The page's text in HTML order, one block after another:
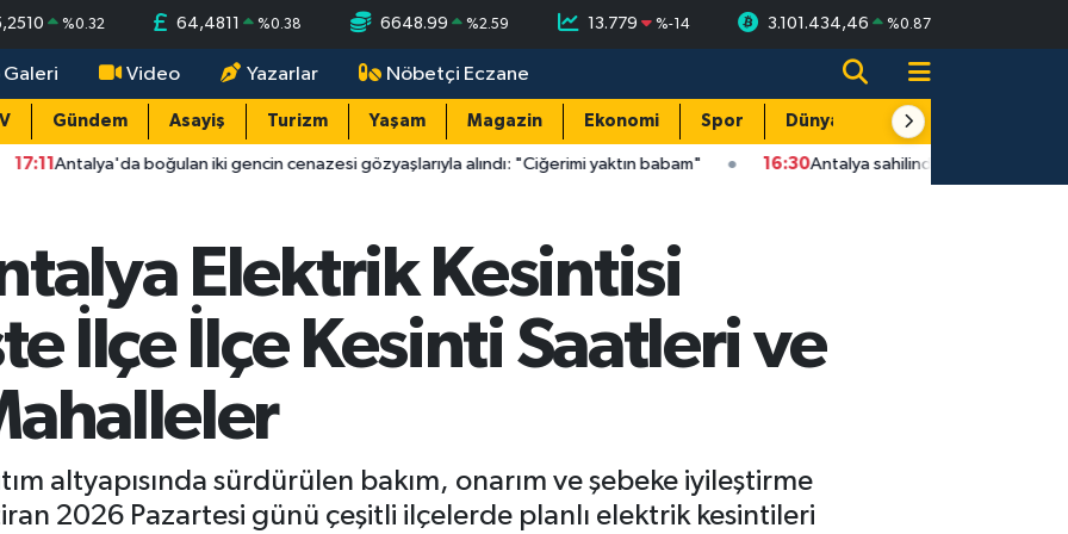
%0.32 64,4811 %0.38 6648.99 %2.59 13.779 %-14 3.101.434,46 %0.87
Galeri Video Yazarlar Nöbetçi Eczane
Gündem Asayiş Turizm Yaşam Magazin Ekonomi Spor Dünya Resmi Reklamlar
boğulan iki gencin cenazesi gözyaşlarıyla alındı: "Ciğerimi yaktın babam" 16:30Antalya sahilinde üzen olay: Caretta yavrusu
Elektrik Kesintisi
İlçe İlçe Kesinti Saatleri ve
altyapısında sürdürülen bakım, onarım ve şebeke iyileştirme
2026 Pazartesi günü çeşitli ilçelerde planlı elektrik kesintileri